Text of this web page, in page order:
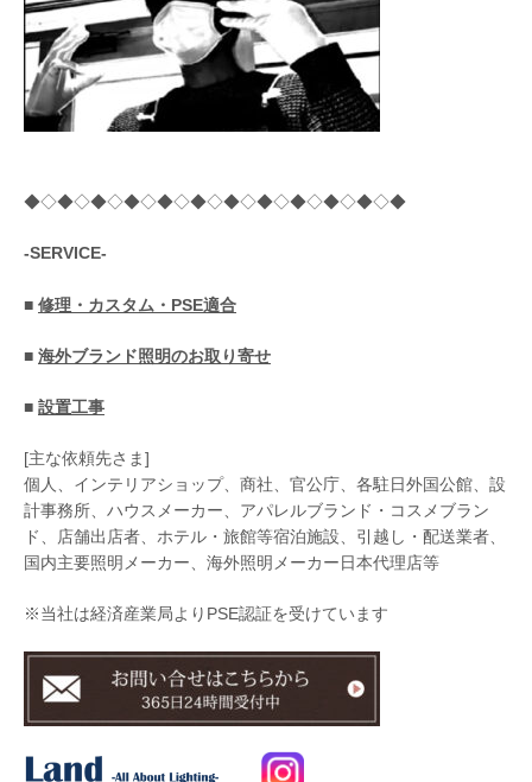
◆◇◆◇◆◇◆◇◆◇◆◇◆◇◆◇◆◇◆◇◆◇◆
-SERVICE-
■ 修理・カスタム・PSE適合
■ 海外ブランド照明のお取り寄せ
■ 設置工事
[主な依頼先さま]
個人、インテリアショップ、商社、官公庁、各駐日外国公館、設
計事務所、ハウスメーカー、アパレルブランド・コスメブラン
ド、店舗出店者、ホテル・旅館等宿泊施設、引越し・配送業者、
国内主要照明メーカー、海外照明メーカー日本代理店等
※当社は経済産業局よりPSE認証を受けています